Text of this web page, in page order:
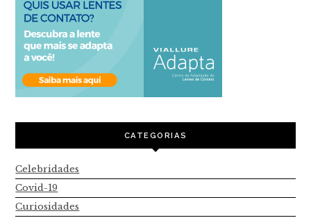
CATEGORIAS
Celebridades
Covid-19
Curiosidades